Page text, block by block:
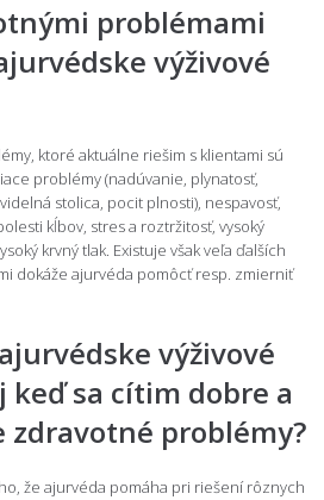
problémami
výživové
ktoré aktuálne riešim s klientami sú
problémy (nadúvanie, plynatosť,
stolica, pocit plnosti), nespavosť,
kĺbov, stres a roztržitosť, vysoký
krvný tlak. Existuje však veľa ďalších
dokáže ajurvéda pomôcť resp. zmierniť
výživové
keď sa cítim dobre a
zdravotné problémy?
že ajurvéda pomáha pri riešení rôznych